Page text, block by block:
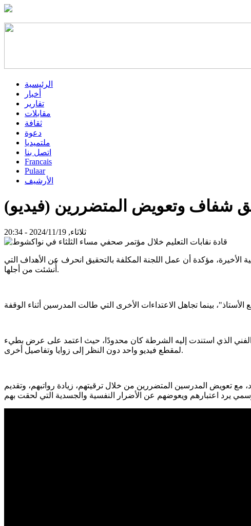
الرئيسية
أخبار
تقارير
مقابلات
ثقافة
دعوة
ملتميديا
اتصل بنا
Francais
Pulaar
الأرشيف
شفاف وتعويض المتضررين (فيديو)
ثلاثاء, 2024/11/19 - 20:34
مؤكدة أن عمل اللجنة المكلفة بالتحقيق انحرف عن الأهداف التي
أُنشئت من أجلها.
الفني الذي استندت إليه الشرطة كان محدودًا، حيث اعتمد على عرض بطيء
لمقطع فيديو واحد دون النظر إلى زوايا وتفاصيل أخرى.
تعويض المدرسين المتضررين من خلال ترقيتهم، زيادة رواتبهم، وتقديم